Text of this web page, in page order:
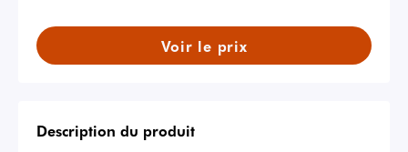
Voir le prix
Description du produit